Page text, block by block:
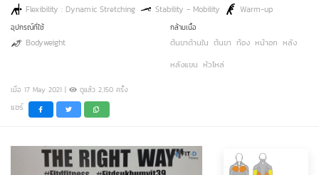
Flexibility : Dynamic Stretching Stability - Mobility Warm-up
อุปกรณ์ที่ใช้
Bodyweight
กล้ามเนื้อ
ต้นขาด้านใน ต้นขา ท้อง หน้าอก หลัง
หลังแขน หัวไหล่
เมื่อ 17 May 2021 | ดูแล้ว 2,150 ครั้ง
แชร์